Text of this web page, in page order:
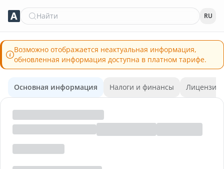
Найти RU
Возможно отображается неактуальная информация,
обновленная информация доступна в платном тарифе.
Основная информация Налоги и финансы Лицензии